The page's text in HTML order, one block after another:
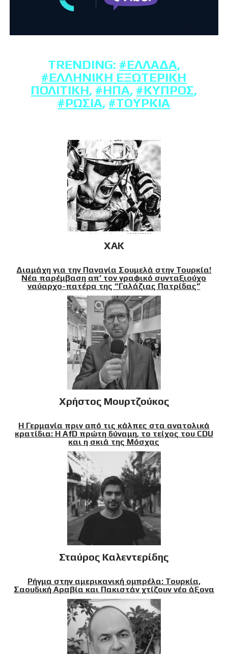
TRENDING: #ΕΛΛΆΔΑ,
#ΕΛΛΗΝΙΚΉ ΕΞΩΤΕΡΙΚΉ
ΠΟΛΙΤΙΚΉ, #ΗΠΑ, #ΚΎΠΡΟΣ,
#ΡΩΣΊΑ, #ΤΟΥΡΚΊΑ
XAK
Διαμάχη για την Παναγία Σουμελά στην Τουρκία!
Νέα παρέμβαση απ’ τον γραφικό συνταξιούχο
ναύαρχο-πατέρα της “Γαλάζιας Πατρίδας”
Χρήστος Μουρτζούκος
Η Γερμανία πριν από τις κάλπες στα ανατολικά
κρατίδια: Η AfD πρώτη δύναμη, το τείχος του CDU
και η σκιά της Μόσχας
Σταύρος Καλεντερίδης
Ρήγμα στην αμερικανική ομπρέλα: Τουρκία,
Σαουδική Αραβία και Πακιστάν χτίζουν νέο άξονα